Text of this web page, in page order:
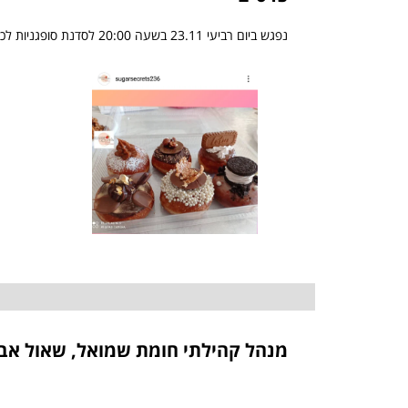
נפגש ביום רביעי 23.11 בשעה 20:00 לסדנת סופגניות לכבוד חג החנוכה. לפרטים: נגה 0546-236-348
מנהל קהילתי חומת שמואל, שאול